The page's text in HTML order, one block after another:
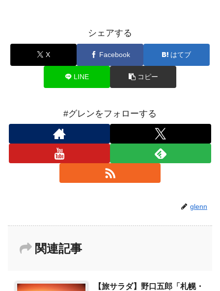
シェアする
X Facebook はてブ
LINE コピー
#グレンをフォローする
glenn
関連記事
【旅サラダ】野口五郎「札幌・